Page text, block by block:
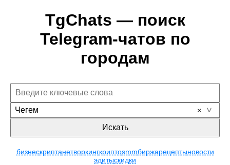
TgChats — поиск
Telegram-чатов по
городам
Чегем
Искать
бизнескриптанетворкингкриптоsmmбиржарецептыновости
эдитыскидки